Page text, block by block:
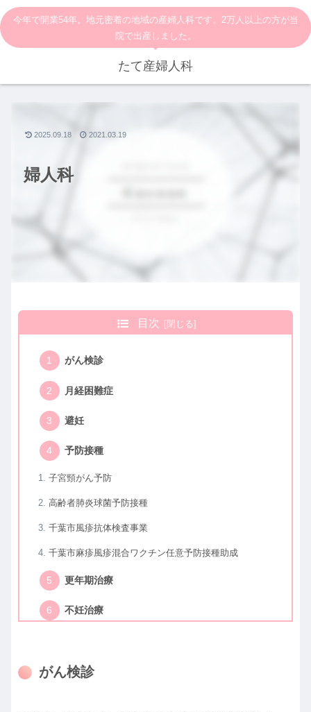
今年で開業54年。地元密着の地域の産婦人科です。2万人以上の方が当
院で出産しました。
たて産婦人科
婦人科
2025.09.18 2021.03.19
目次
がん検診
月経困難症
避妊
予防接種
子宮頸がん予防
高齢者肺炎球菌予防接種
千葉市風疹抗体検査事業
千葉市麻疹風疹混合ワクチン任意予防接種助成
更年期治療
不妊治療
がん検診